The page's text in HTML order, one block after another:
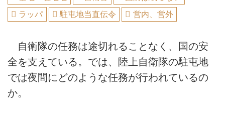
ラッパ
駐屯地当直伝令 営内、営外
自衛隊の任務は途切れることなく、国の安
全を支えている。では、陸上自衛隊の駐屯地
では夜間にどのような任務が行われているの
か。